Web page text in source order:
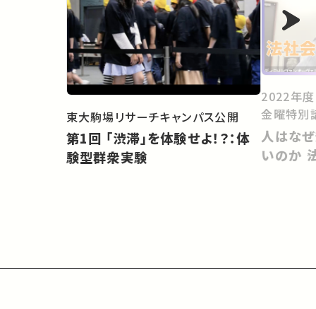
東大駒場リサーチキャンパス公開
第1回 「渋滞」を体験せよ！？：体
験型群衆実験
2022年度
金曜特別
人はな
いのか